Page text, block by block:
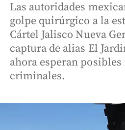
Las autoridades
golpe quirúrgico a la
Cártel Jalisco Nueva
captura de alias El
ahora esperan
criminales.